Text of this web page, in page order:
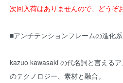
次回入荷はありませんので、どうぞ
■アンチテンションフレームの進化系
kazuo kawasaki の代名詞と言える
のテクノロジー、素材と融合。